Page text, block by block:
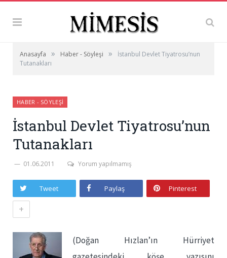
Anasayfa » Haber - Söyleşi »
İstanbul Devlet Tiyatrosu’nun
Tutanakları
HABER - SÖYLEŞI
İstanbul Devlet Tiyatrosu’nun
Tutanakları
01.06.2011 Yorum yapılmamış
Tweet Paylaş Pinterest
+
(Doğan Hızlan’ın Hürriyet